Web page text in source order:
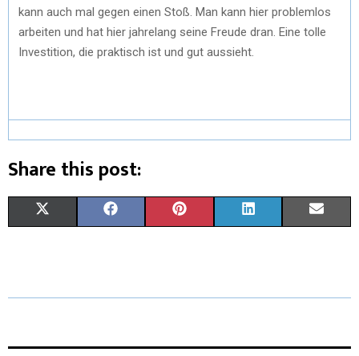
kann auch mal gegen einen Stoß. Man kann hier problemlos
arbeiten und hat hier jahrelang seine Freude dran. Eine tolle
Investition, die praktisch ist und gut aussieht.
Share this post:
W E T K I